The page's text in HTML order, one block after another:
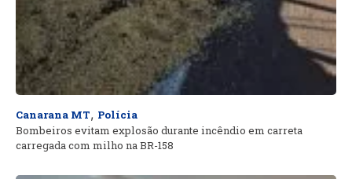
Canarana MT, Polícia
Bombeiros evitam explosão durante incêndio em carreta
carregada com milho na BR-158